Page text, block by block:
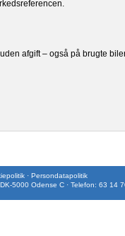
afgift – også på brugte
· Persondatapolitik
5000 Odense C · Telefon: 63 14